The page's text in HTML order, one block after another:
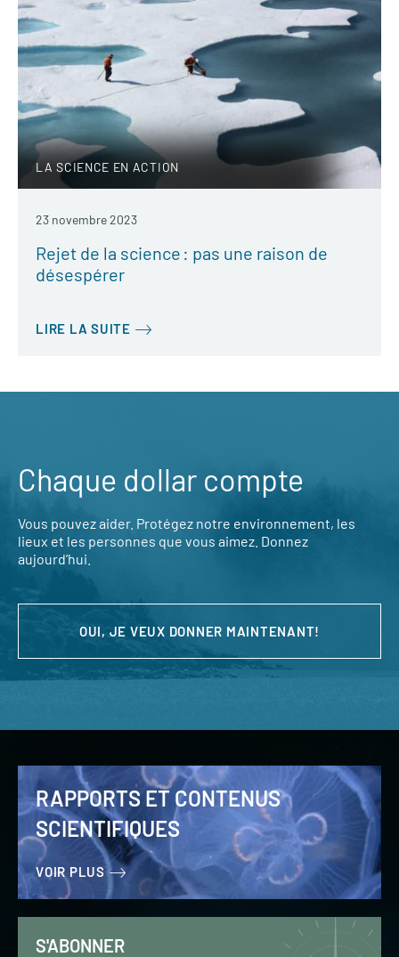
LA SCIENCE EN ACTION
23 novembre 2023
Rejet de la science : pas une raison de
désespérer
LIRE LA SUITE
Chaque dollar compte
Vous pouvez aider. Protégez notre environnement, les
lieux et les personnes que vous aimez. Donnez
aujourd’hui.
OUI, JE VEUX DONNER MAINTENANT!
RAPPORTS ET CONTENUS
SCIENTIFIQUES
VOIR PLUS
S'ABONNER